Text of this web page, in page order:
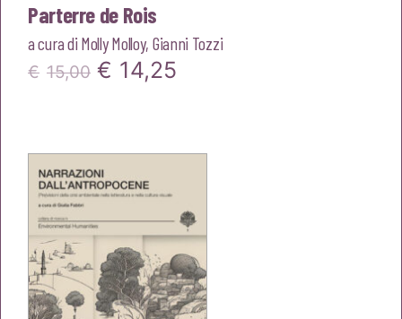
Parterre de Rois
a cura di Molly Molloy, Gianni Tozzi
€ 15,00 Il
era:
€15,00.
€ 14,25